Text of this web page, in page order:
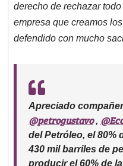
derecho de rechazar
empresa que creamos
defendido con mucho
Apreciado
@petrogustavo,
del Petróleo, el 80%
430 mil barriles de
producir el 60% de